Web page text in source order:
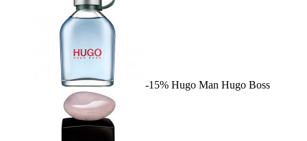
-15% Hugo Man Hugo Boss